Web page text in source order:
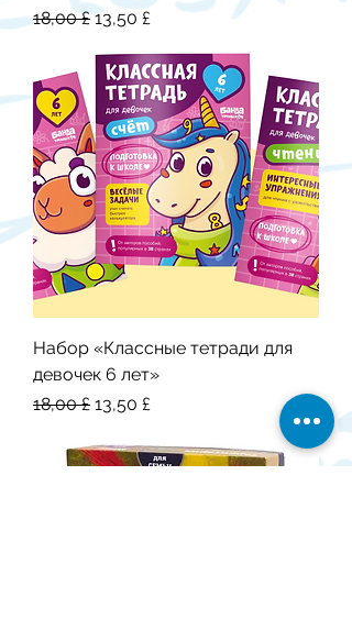
Обычная цена
18,00 £Цена со скидкой
13,50 £
Набор «Классные тетради для
девочек 6 лет»
Обычная цена
18,00 £ Цена со скидкой
13,50 £